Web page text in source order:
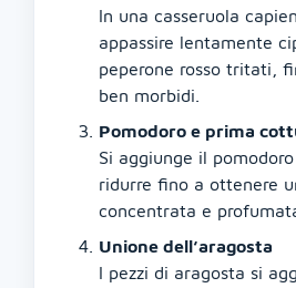
In una casseruola
appassire lentamente
peperone rosso tritati,
ben morbidi.
Pomodoro e prima
Si aggiunge il
ridurre fino a ottenere
concentrata e
Unione dell’aragosta
I pezzi di aragosta si